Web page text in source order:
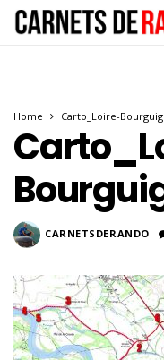
Home Carto_Loire-
CARNETSDERANDO